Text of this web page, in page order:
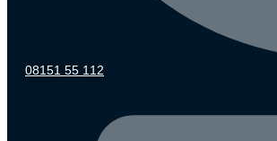
08151 55 112